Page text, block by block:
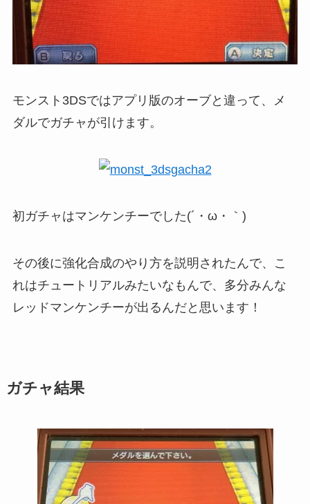
モンスト3DSではアプリ版のオーブと違って、メ
ダルでガチャが引けます。
初ガチャはマンケンチーでした(´・ω・｀)
その後に強化合成のやり方を説明されたんで、こ
れはチュートリアルみたいなもんで、多分みんな
レッドマンケンチーが出るんだと思います！
ガチャ結果